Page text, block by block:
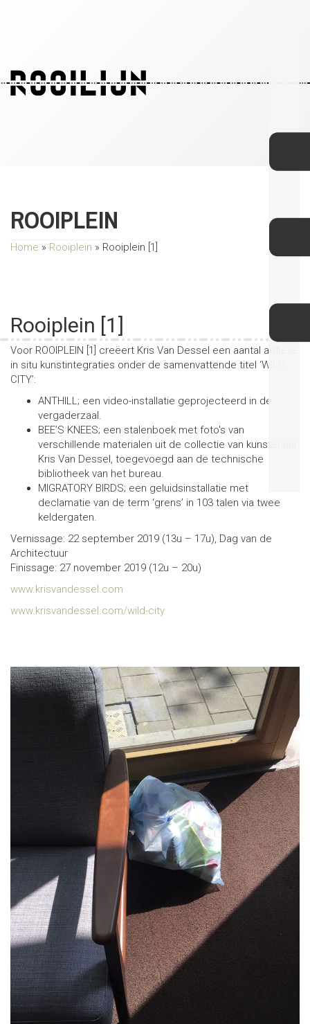
ROOIPLEIN
Home » Rooiplein » Rooiplein [1]
Rooiplein [1]
Voor ROOIPLEIN [1] creëert Kris Van Dessel een aantal actieve
in situ kunstintegraties onder de samenvattende titel ‘WILD
CITY’:
ANTHILL; een video-installatie geprojecteerd in de
vergaderzaal.
BEE’S KNEES; een stalenboek met foto's van
verschillende materialen uit de collectie van kunstenaar
Kris Van Dessel, toegevoegd aan de technische
bibliotheek van het bureau.
MIGRATORY BIRDS; een geluidsinstallatie met
declamatie van de term ‘grens’ in 103 talen via twee
keldergaten.
Vernissage: 22 september 2019 (13u – 17u), Dag van de
Architectuur
Finissage: 27 november 2019 (12u – 20u)
www.krisvandessel.com
www.krisvandessel.com/wild-city